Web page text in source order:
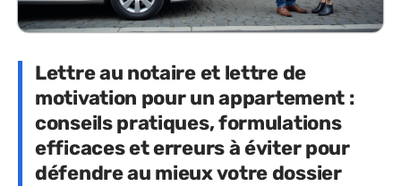
Lettre au notaire et lettre de
motivation pour un appartement :
conseils pratiques, formulations
efficaces et erreurs à éviter pour
défendre au mieux votre dossier